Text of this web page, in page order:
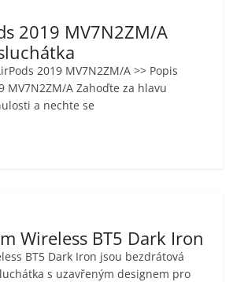
2019 MV7N2ZM/A
2019 MV7N2ZM/A >> Popis
MV7N2ZM/A Zahoďte za hlavu
a nechte se
Wireless BT5 Dark Iron
BT5 Dark Iron jsou bezdrátová
s uzavřeným designem pro